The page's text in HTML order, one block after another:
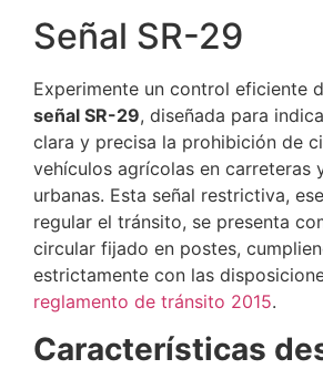
Señal SR-29
Experimente un control eficiente
señal SR-29, diseñada para
clara y precisa la prohibición de
vehículos agrícolas en carreteras
urbanas. Esta señal restrictiva,
regular el tránsito, se presenta
circular fijado en postes,
estrictamente con las
reglamento de tránsito 2015.
Características